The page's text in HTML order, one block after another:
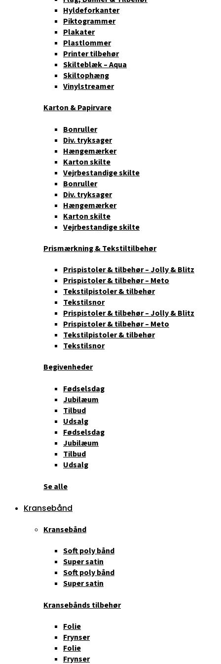
Hyldeforkanter
Piktogrammer
Plakater
Plastlommer
Printer tilbehør
Skilteblæk – Aqua
Skiltophæng
Vinylstreamer
Karton & Papirvare
Bonruller
Div. tryksager
Hængemærker
Karton skilte
Vejrbestandige skilte
Bonruller
Div. tryksager
Hængemærker
Karton skilte
Vejrbestandige skilte
Prismærkning & Tekstiltilbehør
Prispistoler & tilbehør – Jolly & Blitz
Prispistoler & tilbehør – Meto
Tekstilpistoler & tilbehør
Tekstilsnor
Prispistoler & tilbehør – Jolly & Blitz
Prispistoler & tilbehør – Meto
Tekstilpistoler & tilbehør
Tekstilsnor
Begivenheder
Fødselsdag
Jubilæum
Tilbud
Udsalg
Fødselsdag
Jubilæum
Tilbud
Udsalg
Se alle
Kransebånd
Kransebånd
Soft poly bånd
Super satin
Soft poly bånd
Super satin
Kransebånds tilbehør
Folie
Frynser
Folie
Frynser